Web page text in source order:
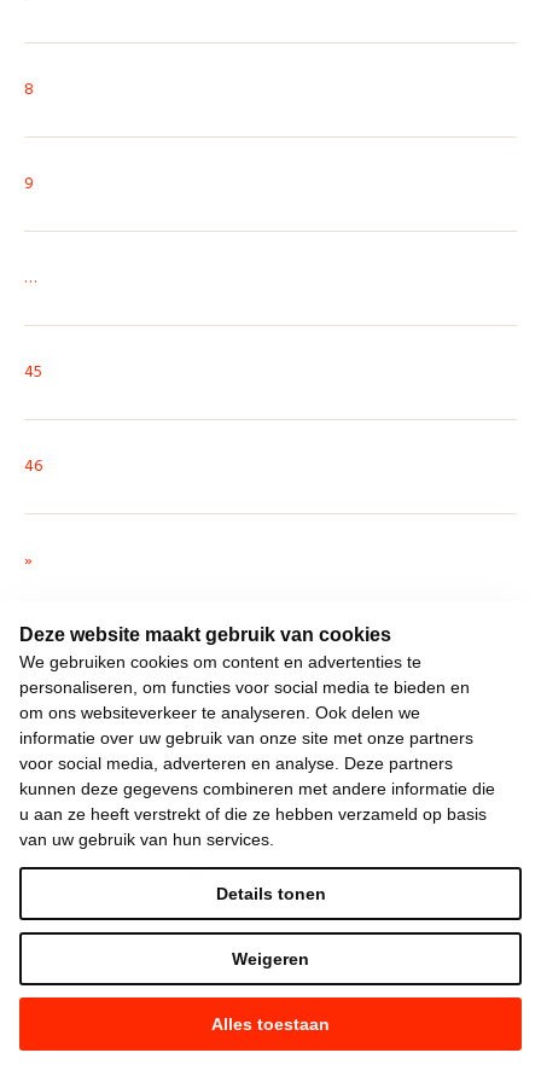
Deze website maakt gebruik van cookies
We gebruiken cookies om content en advertenties te
personaliseren, om functies voor social media te bieden en
om ons websiteverkeer te analyseren. Ook delen we
informatie over uw gebruik van onze site met onze partners
voor social media, adverteren en analyse. Deze partners
kunnen deze gegevens combineren met andere informatie die
u aan ze heeft verstrekt of die ze hebben verzameld op basis
van uw gebruik van hun services.
Alles toestaan
Weigeren
Details tonen
8
9
…
45
46
»
Keizerslaan 13
1000 Brussel
02 552 02 00
hallo@vooruit.org
Snel
Over de beweging
Algemeen